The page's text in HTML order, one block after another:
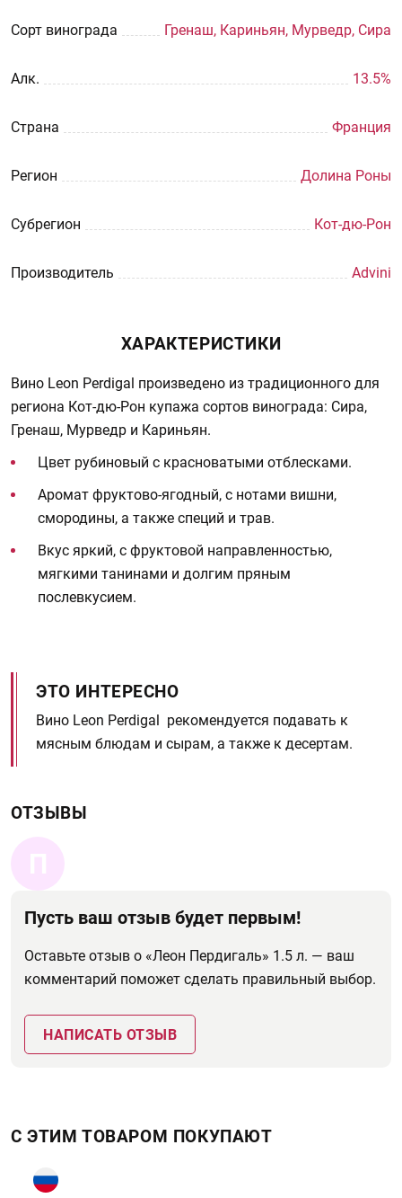
Сорт винограда Гренаш, Кариньян, Мурведр, Сира
Aлк. 13.5%
Страна Франция
Регион Долина Роны
Субрегион Кот-дю-Рон
Производитель Advini
ХАРАКТЕРИСТИКИ
Вино Leon Perdigal произведено из традиционного для
региона Кот-дю-Рон купажа сортов винограда: Сира,
Гренаш, Мурведр и Кариньян.
Цвет рубиновый с красноватыми отблесками.
Аромат фруктово-ягодный, с нотами вишни,
смородины, а также специй и трав.
Вкус яркий, с фруктовой направленностью,
мягкими танинами и долгим пряным
послевкусием.
ЭТО ИНТЕРЕСНО
Вино Leon Perdigal рекомендуется подавать к
мясным блюдам и сырам, а также к десертам.
ОТЗЫВЫ
П
Пусть ваш отзыв будет первым!
Оставьте отзыв о «Леон Пердигаль» 1.5 л. — ваш
комментарий поможет сделать правильный выбор.
НАПИСАТЬ ОТЗЫВ
С ЭТИМ ТОВАРОМ ПОКУПАЮТ